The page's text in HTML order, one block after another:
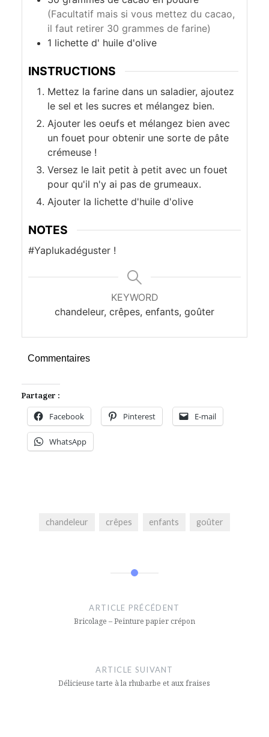
(Facultatif mais si vous mettez du cacao,
il faut retirer 30 grammes de farine)
1 lichette d' huile d'olive
INSTRUCTIONS
Mettez la farine dans un saladier, ajoutez
le sel et les sucres et mélangez bien.
Ajouter les oeufs et mélangez bien avec
un fouet pour obtenir une sorte de pâte
crémeuse !
Versez le lait petit à petit avec un fouet
pour qu'il n'y ai pas de grumeaux.
Ajouter la lichette d'huile d'olive
NOTES
#Yaplukadéguster !
KEYWORD
chandeleur, crêpes, enfants, goûter
Commentaires
Partager :
Facebook Pinterest E-mail
WhatsApp
chandeleur crêpes enfants goûter
ARTICLE PRÉCÉDENT
Bricolage – Peinture papier crépon
ARTICLE SUIVANT
Délicieuse tarte à la rhubarbe et aux fraises